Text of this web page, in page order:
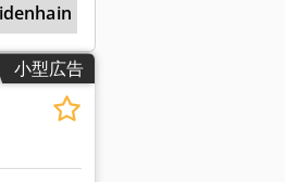
小型広告